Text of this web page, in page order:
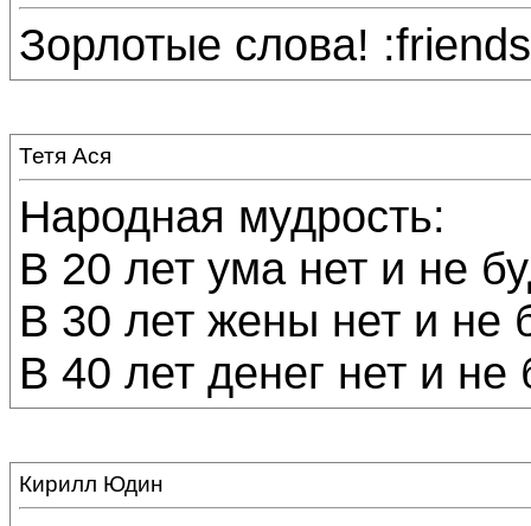
Зорлотые слова!
Тетя Ася
Народная мудрость:
В 20 лет ума нет и не
В 30 лет жены нет и не
В 40 лет денег нет и не
Кирилл Юдин